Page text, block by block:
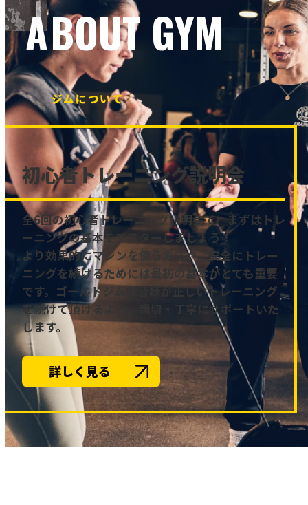
ABOUT GYM
ジムについて
初心者トレーニング説明会
全6回の初心者トレーニング説明会で、まずはトレ
ーニングの基本をマスターしましょう！
より効果的にマシンを使う方法や、安全にトレー
ニングを続けるためには最初の基本がとても重要
です。ゴールドジムは皆様が正しいトレーニング
を続けて頂けるよう、親切・丁寧にサポートいた
します。
詳しく見る